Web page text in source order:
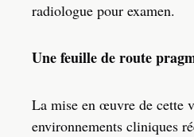
radiologue pour examen.
Une feuille de route
La mise en œuvre de cette
environnements cliniques